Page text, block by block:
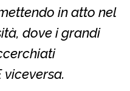
in atto nel
dove i grandi
viceversa.